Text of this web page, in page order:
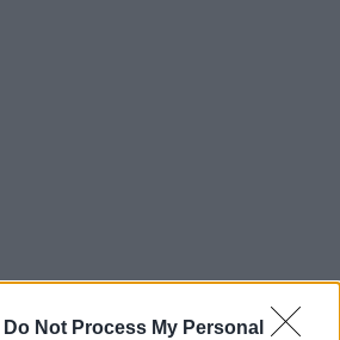
Do Not Process My Personal